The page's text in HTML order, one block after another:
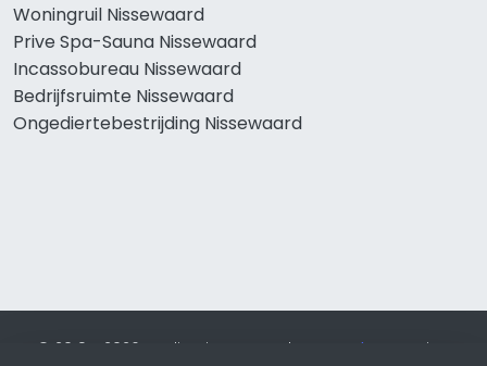
Woningruil Nissewaard
Prive Spa-Sauna Nissewaard
Incassobureau Nissewaard
Bedrijfsruimte Nissewaard
Ongediertebestrijding Nissewaard
© 2019 - 2026 Realisatie en SEO door SEO-bureau
Lion